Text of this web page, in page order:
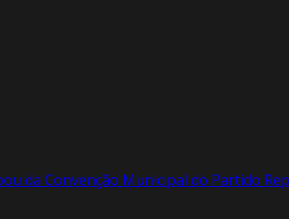
da Convenção Municipal do Partido